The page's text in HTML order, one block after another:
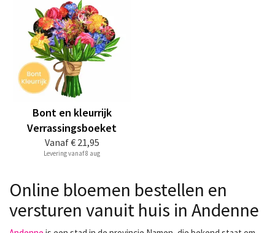
Vanaf€ 21,95
Bont en kleurrijk
Verrassingsboeket
Levering vanaf 8 aug
Online bloemen bestellen en
versturen vanuit huis in Andenne